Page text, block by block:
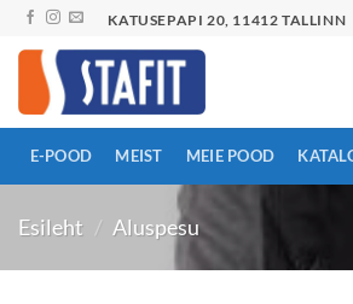
Skip
content
KATUSEPAPI 20, 11412 TALLINN
E-POOD MEIST MEIE POOD
Esileht / Aluspesu